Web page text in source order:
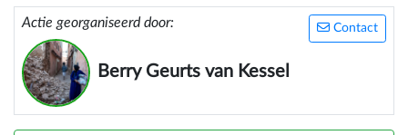
Contact
Actie georganiseerd door:
Berry Geurts van Kessel